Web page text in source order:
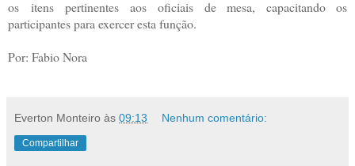
os itens pertinentes aos oficiais de mesa, capacitando os
participantes para exercer esta função.
Por: Fabio Nora
Everton Monteiro às 09:13 Nenhum comentário:
Compartilhar